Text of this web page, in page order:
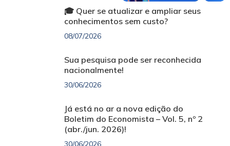
🎓 Quer se atualizar e ampliar seus
conhecimentos sem custo?
08/07/2026
Sua pesquisa pode ser reconhecida
nacionalmente!
30/06/2026
Já está no ar a nova edição do
Boletim do Economista – Vol. 5, nº 2
(abr./jun. 2026)!
30/06/2026